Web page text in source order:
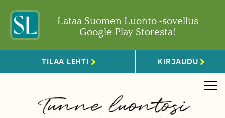
Lataa Suomen Luonto -sovellus
Google Play Storesta!
TILAA LEHTI KIRJAUDU